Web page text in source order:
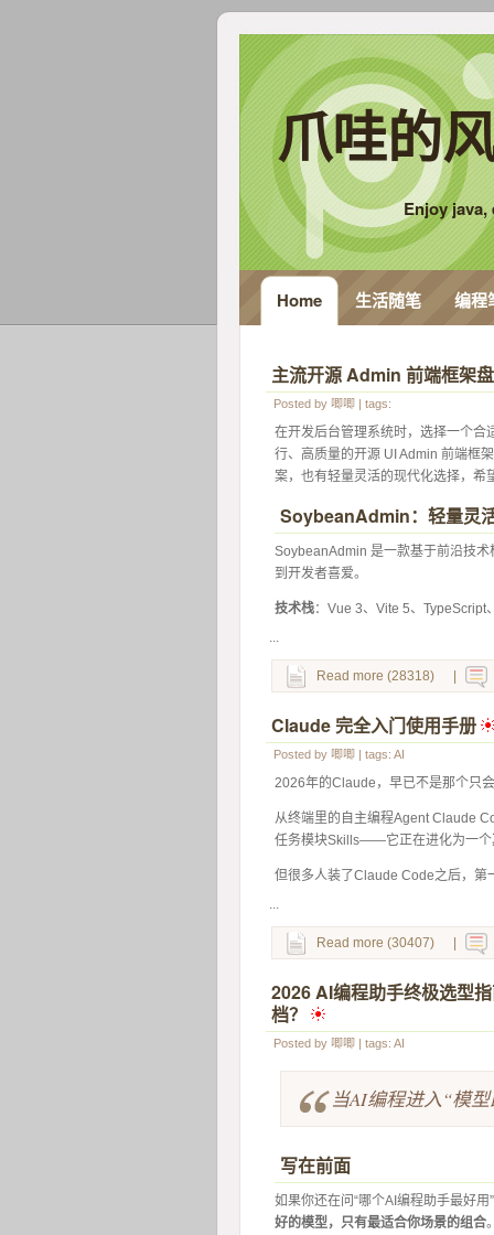
爪哇的
Enjoy
Home 生活随笔 编程
主流开源 Admin 前端框架
Posted by 唧唧 | tags:
在开发后台管理系统时，选择一个合
行、高质量的开源 UI Admin 前端框
案，也有轻量灵活的现代化选择，希
SoybeanAdmin：轻量灵
SoybeanAdmin 是一款基于前沿技
到开发者喜爱。
技术栈：Vue 3、Vite 5、
...
Read more (28318)
Claude 完全入门使用手册
Posted by 唧唧 | tags: AI
2026年的Claude，早已不是那个只
从终端里的自主编程Agent Claude
任务模块Skills——它正在进化为一个
但很多人装了Claude Code之后，第
...
Read more (30407)
2026 AI编程助手终极选型
档？
Posted by 唧唧 | tags: AI
当AI编程进入“模
写在前面
如果你还在问“哪个AI编程助手最好
好的模型，只有最适合你场景的组合